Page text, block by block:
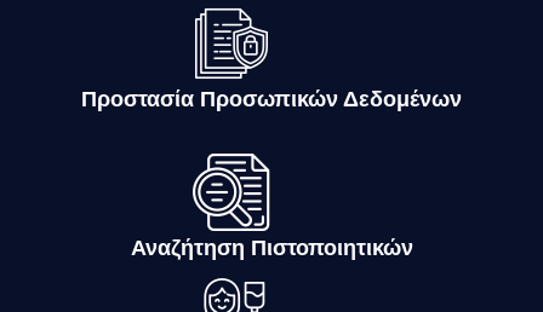
Προστασία Προσωπικών Δεδομένων
Αναζήτηση Πιστοποιητικών